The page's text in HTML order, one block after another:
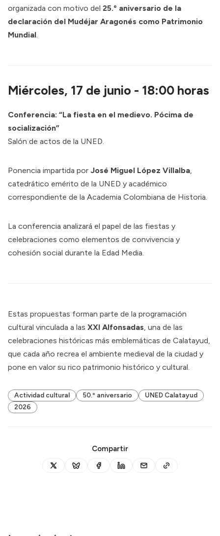
organizada con motivo del 25.º aniversario de la
declaración del Mudéjar Aragonés como Patrimonio
Mundial.
Miércoles, 17 de junio - 18:00 horas
Conferencia: “La fiesta en el medievo. Pócima de
socialización”
Salón de actos de la UNED.
Ponencia impartida por José Miguel López Villalba
catedrático emérito de la UNED y académico
correspondiente de la Academia Colombiana de Historia.
La conferencia analizará el papel de las fiestas y
celebraciones como elementos de convivencia y
cohesión social durante la Edad Media.
Estas propuestas forman parte de la programación
cultural vinculada a las XXI Alfonsadas , una de las
celebraciones históricas más emblemáticas de Calatayud,
que cada año recrea el ambiente medieval de la ciudad y
pone en valor su rico patrimonio histórico y cultural.
Actividad cultural 50.º aniversario
UNED Calatayud
2026
Compartir